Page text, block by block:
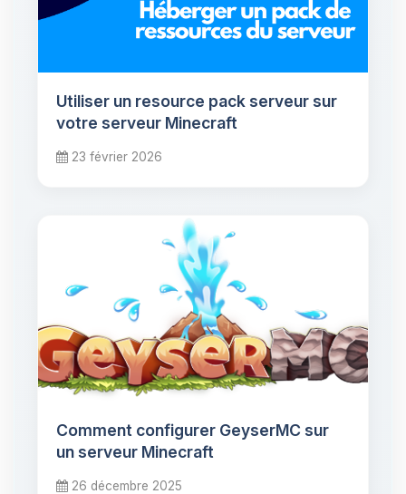
Utiliser un resource pack serveur sur
votre serveur Minecraft
23 février 2026
Comment configurer GeyserMC sur
un serveur Minecraft
26 décembre 2025